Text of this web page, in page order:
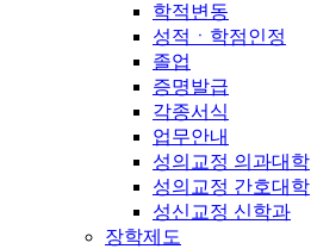
학적변동
성적ㆍ학점인정
졸업
증명발급
각종서식
업무안내
성의교정 의과대학
성의교정 간호대학
성신교정 신학과
장학제도